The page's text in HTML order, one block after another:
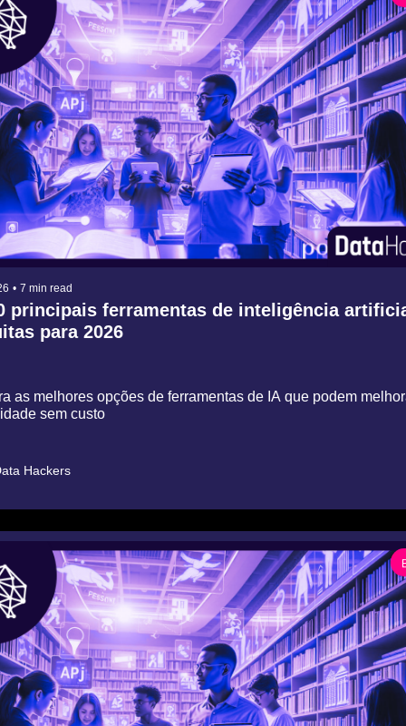
• 7 min read
principais ferramentas de inteligência
para 2026
as melhores opções de ferramentas de IA que podem
sem custo
Hackers